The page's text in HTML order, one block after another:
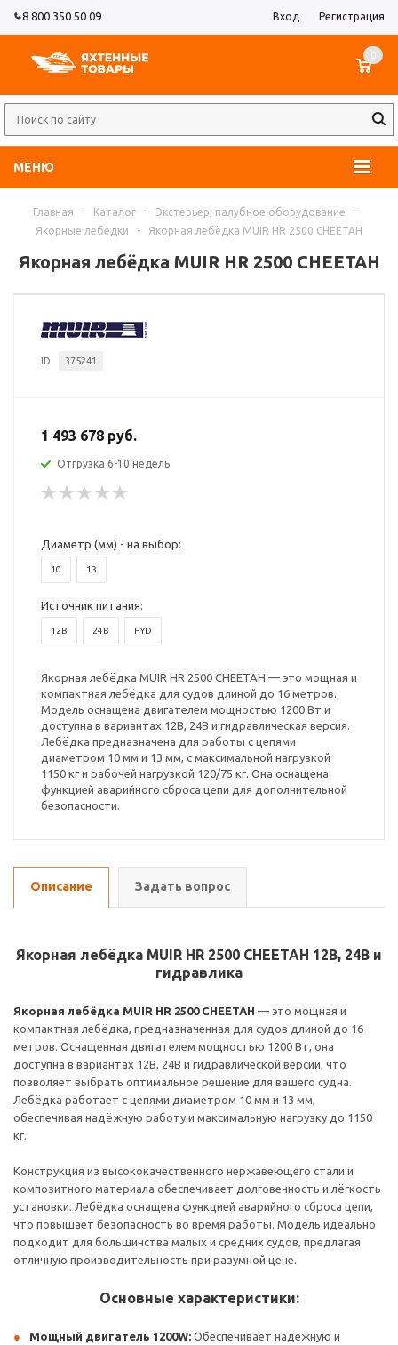
8 800 350 50 09 Вход Регистрация
МЕНЮ
0
Главная - Каталог - Экстерьер, палубное оборудование
-
Якорные лебедки
- Якорная лебёдка MUIR HR 2500 CHEETAH
Якорная лебёдка MUIR HR 2500 CHEETAH
ID 375241
1 493 678 руб.
Отгрузка 6-10 недель
Диаметр (мм) - на выбор:
10 13
Источник питания:
12В 24В HYD
Якорная лебёдка MUIR HR 2500 CHEETAH — это мощная и
компактная лебёдка для судов длиной до 16 метров.
Модель оснащена двигателем мощностью 1200 Вт и
доступна в вариантах 12В, 24В и гидравлическая версия.
Лебёдка предназначена для работы с цепями
диаметром 10 мм и 13 мм, с максимальной нагрузкой
1150 кг и рабочей нагрузкой 120/75 кг. Она оснащена
функцией аварийного сброса цепи для дополнительной
безопасности.
Описание Задать вопрос
Якорная лебёдка MUIR HR 2500 CHEETAH 12В, 24В и
гидравлика
Якорная лебёдка MUIR HR 2500 CHEETAH — это мощная и
компактная лебёдка, предназначенная для судов длиной до 16
метров. Оснащенная двигателем мощностью 1200 Вт, она
доступна в вариантах 12В, 24В и гидравлической версии, что
позволяет выбрать оптимальное решение для вашего судна.
Лебёдка работает с цепями диаметром 10 мм и 13 мм,
обеспечивая надёжную работу и максимальную нагрузку до 1150
кг.
Конструкция из высококачественного нержавеющего стали и
композитного материала обеспечивает долговечность и лёгкость
установки. Лебёдка оснащена функцией аварийного сброса цепи,
что повышает безопасность во время работы. Модель идеально
подходит для большинства малых и средних судов, предлагая
отличную производительность при разумной цене.
Основные характеристики:
Мощный двигатель 1200W: Обеспечивает надежную и